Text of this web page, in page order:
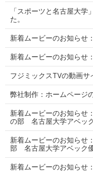
「スポーツと名古屋大
た。
新着ムービーのお知らせ
新着ムービーのお知らせ
フジミックスTVの動画
弊社制作：ホームページ
新着ムービーのお知ら
の部 名古屋大学アベッ
新着ムービーのお知ら
部 名古屋大学アベック
新着ムービーのお知らせ